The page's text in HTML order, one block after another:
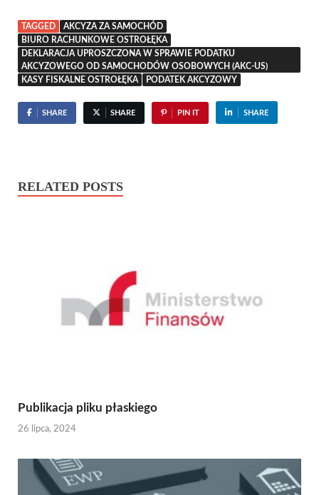
TAGGED
AKCYZA ZA SAMOCHÓD
BIURO RACHUNKOWE OSTROŁĘKA
DEKLARACJA UPROSZCZONA W SPRAWIE PODATKU
AKCYZOWEGO OD SAMOCHODÓW OSOBOWYCH (AKC-US)
KASY FISKALNE OSTROŁĘKA
PODATEK AKCYZOWY
SHARE SHARE PIN IT SHARE
RELATED POSTS
Publikacja pliku płaskiego
26 lipca, 2024